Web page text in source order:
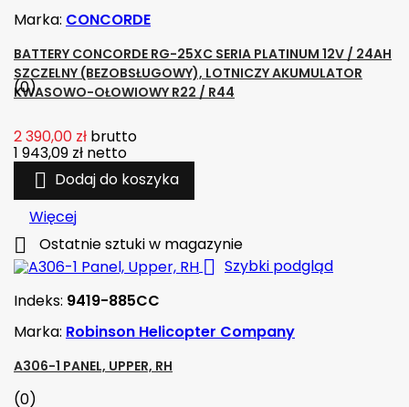
Marka: CONCORDE
BATTERY CONCORDE RG-25XC SERIA PLATINUM 12V / 24AH
SZCZELNY (BEZOBSŁUGOWY), LOTNICZY AKUMULATOR
KWASOWO-OŁOWIOWY R22 / R44
(0)
2 390,00 zł brutto
1 943,09 zł netto
 Dodaj do koszyka
Więcej
 Ostatnie sztuki w magazynie
 Szybki podgląd
Indeks: 9419-885CC
Marka: Robinson Helicopter Company
A306-1 PANEL, UPPER, RH
(0)